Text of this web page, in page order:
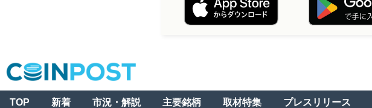
TOP 新着 市況・解説 主要銘柄 取材特集 プレスリリース